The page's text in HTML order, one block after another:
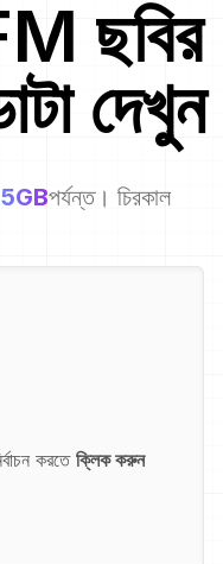
ছবির
দেখুন
পর্যন্ত। চিরকাল
করতে ক্লিক করুন